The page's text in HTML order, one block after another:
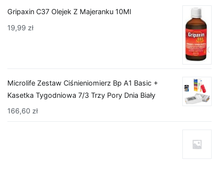
Gripaxin C37 Olejek Z Majeranku 10Ml
19,99 zł
Microlife Zestaw Ciśnieniomierz Bp A1 Basic +
Kasetka Tygodniowa 7/3 Trzy Pory Dnia Biały
166,60 zł